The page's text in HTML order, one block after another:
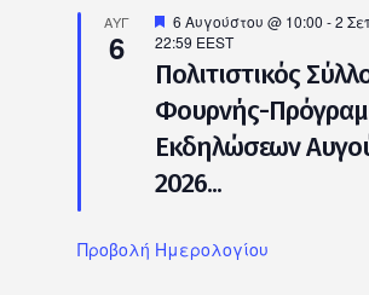
ΑΥΓ
6
Προτεινόμενο
6 Αυγούστου @ 10:00 -2
22:59 EEST
Πολιτιστικός
Φουρνής-
Εκδηλώσεων
2026...
Προβολή Ημερολογίου